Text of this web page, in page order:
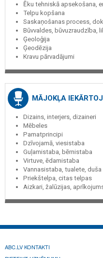
Ēku tehniskā apsekošana,
Telpu kopšana
Saskaņošanas process,
Būvvaldes, būvuzraudzība,
Ģeoloģija
Ģeodēzija
Kravu pārvadājumi
MĀJOKĻA
Dizains, interjers, dizaineri
Mēbeles
Pamatprincipi
Dzīvojamā, viesistaba
Guļamistaba, bērnistaba
Virtuve, ēdamistaba
Vannasistaba, tualete, duša
Priekštelpa, citas telpas
Aizkari, žalūzijas,
ABC.LV KONTAKTI